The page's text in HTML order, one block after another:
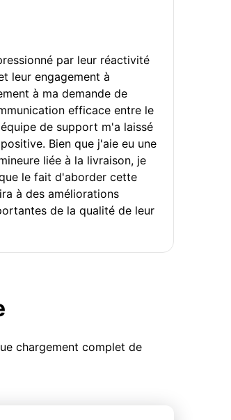
par leur réactivité
leur engagement à
à ma demande de
efficace entre le
de support m'a laissé
Bien que j'aie eu une
liée à la livraison, je
le fait d'aborder cette
à des améliorations
de la qualité de leur
chargement complet de